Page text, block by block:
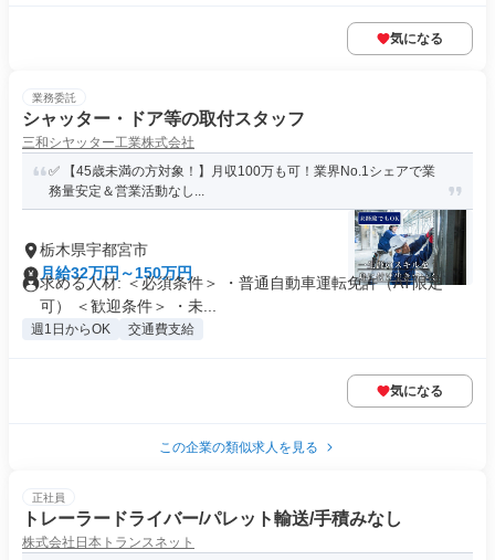
気になる
業務委託
シャッター・ドア等の取付スタッフ
三和シヤッター工業株式会社
✅ 【45歳未満の方対象！】月収100万も可！業界No.1シェアで業
務量安定＆営業活動なし...
栃木県宇都宮市
月給32万円～150万円
求める人材: ＜必須条件＞ ・普通自動車運転免許（AT限定
可） ＜歓迎条件＞ ・未...
週1日からOK 交通費支給
気になる
この企業の類似求人を見る
正社員
トレーラードライバー/パレット輸送/手積みなし
株式会社日本トランスネット